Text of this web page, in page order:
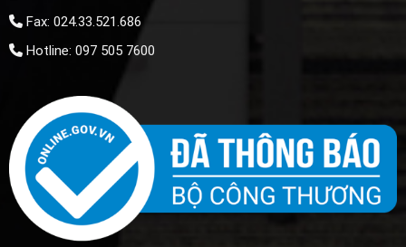
Fax: 024.33.521.686
Hotline: 097 505 7600